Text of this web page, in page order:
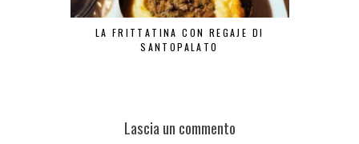
LA FRITTATINA CON REGAJE DI
SANTOPALATO
Lascia un commento